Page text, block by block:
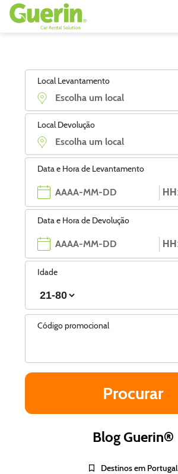
Local Levantamento
Local Devolução
Data e Hora de Levantamento
Data e Hora de Devolução
Idade
Código promocional
Blog Guerin®
Destinos em Portugal